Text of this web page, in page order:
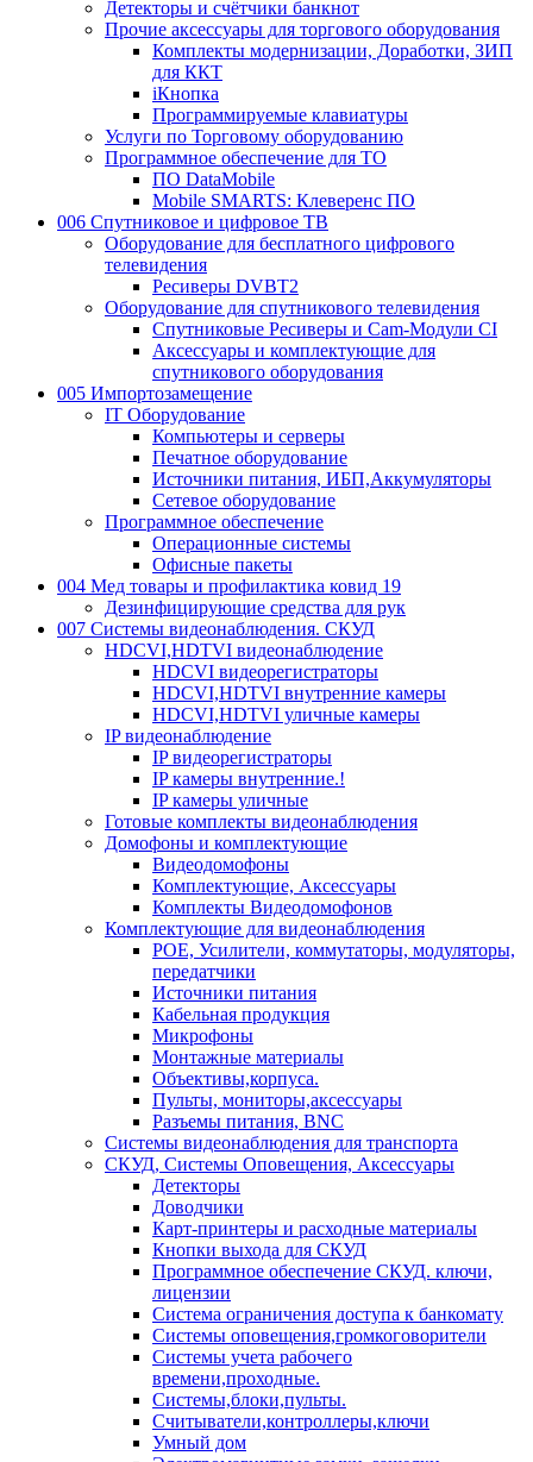
Детекторы и счётчики банкнот
Прочие аксессуары для торгового оборудования
Комплекты модернизации, Доработки, ЗИП
для ККТ
iКнопка
Программируемые клавиатуры
Услуги по Торговому оборудованию
Программное обеспечение для ТО
ПО DataMobile
Mobile SMARTS: Клеверенс ПО
006 Спутниковое и цифровое ТВ
Оборудование для бесплатного цифрового
телевидения
Ресиверы DVBT2
Оборудование для спутникового телевидения
Спутниковые Ресиверы и Cam-Модули CI
Аксессуары и комплектующие для
спутникового оборудования
005 Импортозамещение
IT Оборудование
Компьютеры и серверы
Печатное оборудование
Источники питания, ИБП,Аккумуляторы
Сетевое оборудование
Программное обеспечение
Операционные системы
Офисные пакеты
004 Мед товары и профилактика ковид 19
Дезинфицирующие средства для рук
007 Системы видеонаблюдения. СКУД
HDCVI,HDTVI видеонаблюдение
HDCVI видеорегистраторы
HDCVI,HDTVI внутренние камеры
HDCVI,HDTVI уличные камеры
IP видеонаблюдение
IP видеорегистраторы
IP камеры внутренние.!
IP камеры уличные
Готовые комплекты видеонаблюдения
Домофоны и комплектующие
Видеодомофоны
Комплектующие, Аксессуары
Комплекты Видеодомофонов
Комплектующие для видеонаблюдения
POE, Усилители, коммутаторы, модуляторы,
передатчики
Источники питания
Кабельная продукция
Микрофоны
Монтажные материалы
Объективы,корпуса.
Пульты, мониторы,аксессуары
Разъемы питания, BNC
Системы видеонаблюдения для транспорта
СКУД, Системы Оповещения, Аксессуары
Детекторы
Доводчики
Карт-принтеры и расходные материалы
Кнопки выхода для СКУД
Программное обеспечение СКУД. ключи,
лицензии
Система ограничения доступа к банкомату
Системы оповещения,громкоговорители
Системы учета рабочего
времени,проходные.
Системы,блоки,пульты.
Считыватели,контроллеры,ключи
Умный дом